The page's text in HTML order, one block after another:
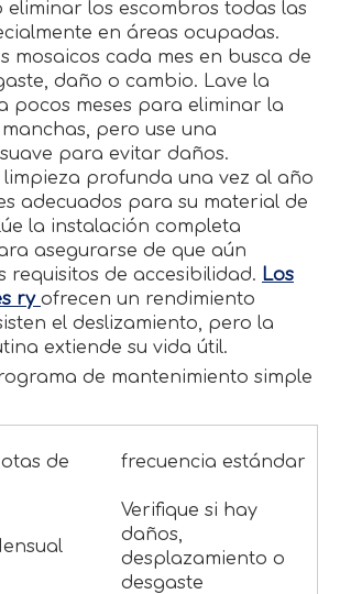
los escombros todas las
en áreas ocupadas.
mosaicos cada mes en busca de
daño o cambio. Lave la
pocos meses para eliminar la
pero use una
para evitar daños.
limpieza profunda una vez al año
adecuados para su material de
la instalación completa
asegurarse de que aún
requisitos de accesibilidad. Los
ry ofrecen un rendimiento
el deslizamiento, pero la
extiende su vida útil.
de mantenimiento simple
de frecuencia estándar
Verifique si hay
daños,
desplazamiento o
desgaste